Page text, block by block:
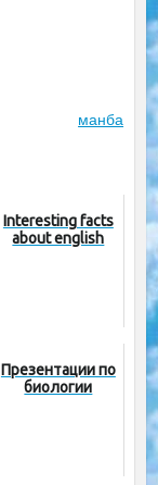
манба
Interesting facts
about english
Презентации по
биологии